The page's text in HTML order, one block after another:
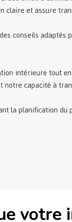
claire et assure
conseils adaptés
intérieure tout
capacité à
la planification
votre